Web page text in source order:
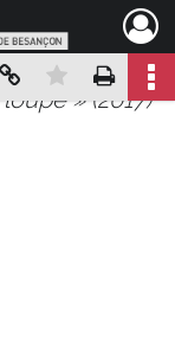
Mettre
Copier le lien
par mail
sur LinkedIn
X
» (2017)